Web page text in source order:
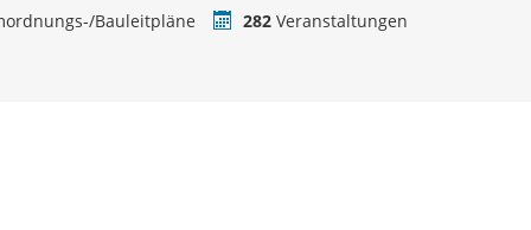
Bauleitpläne 282 Veranstaltungen